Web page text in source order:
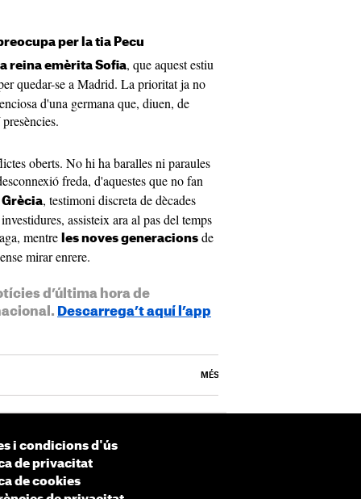
per la tia Pecu
reina emèrita Sofia, que aquest estiu
quedar-se a Madrid. La prioritat ja no
d'una germana que, diuen, de
oberts. No hi ha baralles ni paraules
freda, d'aquestes que no fan
Grècia, testimoni discreta de dècades
assisteix ara al pas del temps
mentre les noves generacions de
mirar enrere.
d’última hora de
Descarrega’t aquí l’app
MÉS
i condicions d'ús
de privacitat
de cookies